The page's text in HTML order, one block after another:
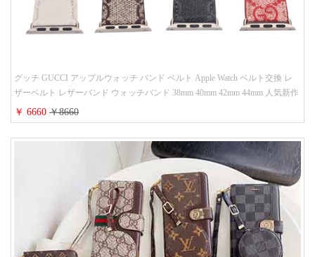
グッチ GUCCI アップルウォッチ バンド ベルト Apple Watch ベルト交換 レ
ザーベルト レザーバンド ウォッチバンド 38mm 40mm 42mm 44mm 人気新作
￥ 6660￥8660